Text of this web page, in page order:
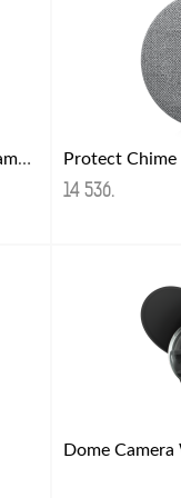
PoE Adapter for Protect WiFi Cameras
Protect Chime
14 536.
Dome